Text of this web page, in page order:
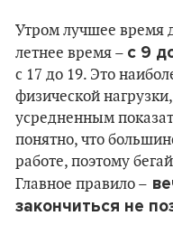
Утром лучшее время
летнее время – с 9
с 17 до 19. Это
физической
усредненным
понятно, что
работе, поэтому
Главное правило –
закончиться не